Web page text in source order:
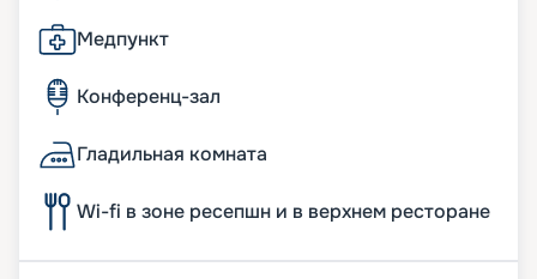
Медпункт
Конференц-зал
Гладильная комната
Wi-fi в зоне ресепшн и в верхнем ресторане